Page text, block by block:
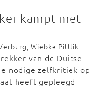
kampt met
Wiebke Pittlik
van de Duitse
nodige zelfkritiek op
heeft gepleegd